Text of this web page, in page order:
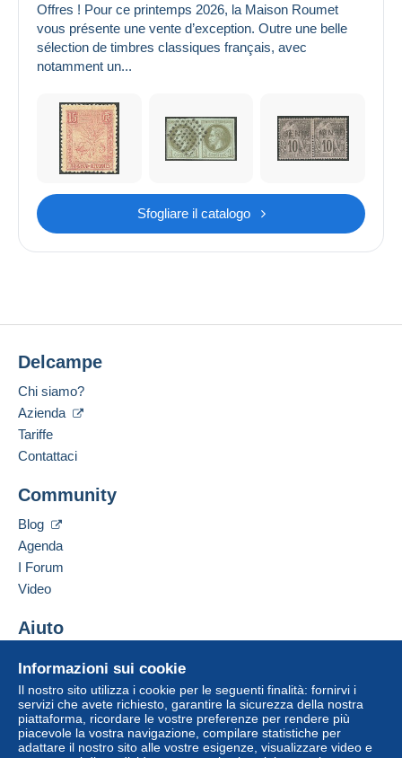
Offres ! Pour ce printemps 2026, la Maison Roumet
vous présente une vente d’exception. Outre une belle
sélection de timbres classiques français, avec
notamment un...
Sfogliare il catalogo
Informazioni sui cookie
Il nostro sito utilizza i cookie per le seguenti finalità: fornirvi i
servizi che avete richiesto, garantire la sicurezza della nostra
piattaforma, ricordare le vostre preferenze per rendere più
piacevole la vostra navigazione, compilare statistiche per
adattare il nostro sito alle vostre esigenze, visualizzare video e
Delcampe
Chi siamo?
Azienda
Tariffe
Contattaci
Community
Blog
Agenda
I Forum
Video
Aiuto
Acquistare su Delcampe
Vendere su Delcampe
Un sito sicuro